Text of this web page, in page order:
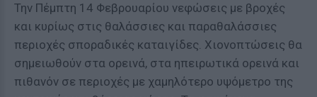
Την Πέμπτη 14 Φεβρουαρίου νεφώσεις με βροχές
και κυρίως στις θαλάσσιες και παραθαλάσσιες
περιοχές σποραδικές καταιγίδες. Χιονοπτώσεις θα
σημειωθούν στα ορεινά, στα ηπειρωτικά ορεινά και
πιθανόν σε περιοχές με χαμηλότερο υψόμετρο της